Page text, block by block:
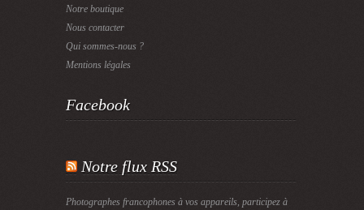
Notre boutique
Nous contacter
Qui sommes-nous ?
Mentions légales
Facebook
Notre flux RSS
Photographes francophones à vos appareils, participez à